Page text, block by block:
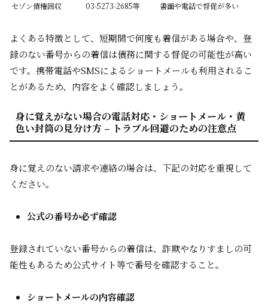
セゾン債権回収
03-5273-2685等 書面や電話で督促が多い
よくある特徴として、短期間で何度も着信がある場合や、登
録のない番号からの着信は債務に関する督促の可能性が高い
です。携帯電話やSMSによるショートメールも利用されるこ
とがあるため、内容をよく確認しましょう。
身に覚えがない場合の電話対応・ショートメール・黄
色い封筒の見分け方 – トラブル回避のための注意点
身に覚えのない請求や連絡の場合は、下記の対応を重視して
ください。
公式の番号か必ず確認
登録されていない番号からの着信は、詐欺やなりすましの可
能性もあるため公式サイト等で番号を確認すること。
ショートメールの内容確認